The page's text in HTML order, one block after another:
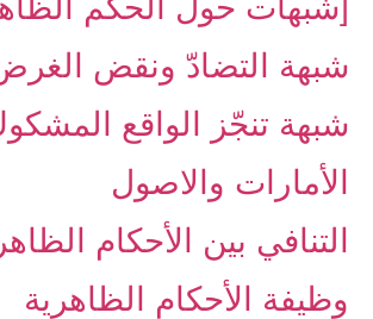
[شبهات حول الحكم
شبهة التضادّ ونقض
شبهة تنجّز الواقع
الأمارات والاصول
التنافي بين الأحكام
وظيفة الأحكام الظاهرية